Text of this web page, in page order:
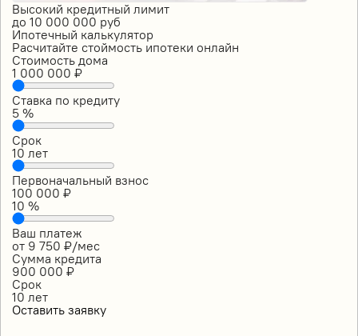
Высокий кредитный лимит
до 10 000 000 руб
Ипотечный калькулятор
Расчитайте стоймость ипотеки онлайн
Стоимость дома
1 000 000 ₽
Ставка по кредиту
5 %
Срок
10 лет
Первоначальный взнос
100 000 ₽
10 %
Ваш платеж
от 9 750 ₽/мес
Сумма кредита
900 000 ₽
Срок
10 лет
Оставить заявку